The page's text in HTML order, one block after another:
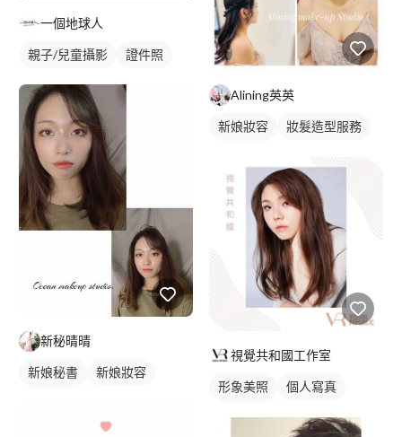
一個地球人
親子/兒童攝影 證件照
新秘晴晴
新娘秘書
新娘妝容
Alining英英
新娘妝容
妝髮造型服務
視覺共和國工作室
形象美照
個人寫真